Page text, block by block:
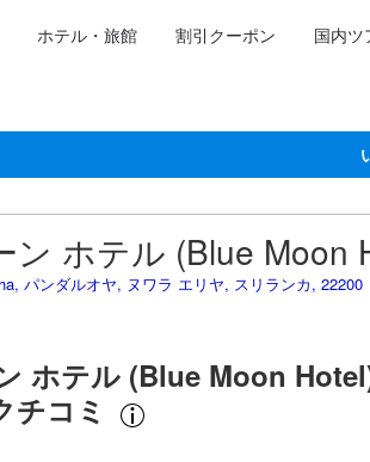
ホテル・旅館 割引クーポン 国内ツ
ン ホテル (Blue Moon
パンダルオヤ, ヌワラ エリヤ, スリランカ, 22200
ホテル (Blue Moon
チコミ